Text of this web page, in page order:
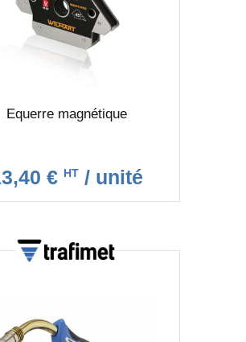
Equerre magnétique
€ HT / unité